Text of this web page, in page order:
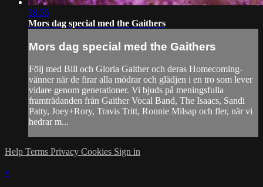
58:55
Mors dag special med the Gaithers
Mors dag special med the Gaithers
Följ med Bill och Gloria Gaither och deras Homecoming-
vänner när de firar alla mödrar och glädjen i en tro som lever
vidare genom generationer. Vi bjuds på meningsfulla
framträdanden från Gaither Vocal Band, The Isaacs, Sandi
Patty, Joey+Rory, Travis Tritt, Ronnie Milsap och fler, när vi
hedrar m...
Help Terms Privacy Cookies Sign in
×